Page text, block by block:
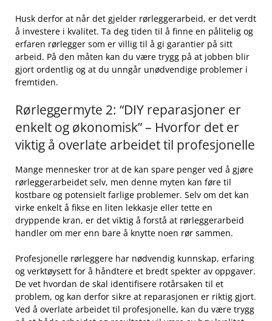
Husk derfor at når det gjelder rørleggerarbeid, er det‍ verdt⁤
å investere i kvalitet. Ta deg ‍tiden til ​å finne en ⁣pålitelig og
erfaren rørlegger som ‍er villig til å gi garantier på sitt
arbeid.⁣ På ‍den måten kan du‌ være trygg⁢ på‍ at jobben blir
gjort ordentlig og at ⁢du unngår unødvendige problemer i
fremtiden.
Rørleggermyte​ 2:⁢ “DIY reparasjoner er
enkelt og økonomisk” – Hvorfor det ⁢er
viktig ‌å overlate arbeidet til profesjonelle
Mange mennesker tror⁢ at de kan⁤ spare penger⁢ ved ⁣å gjøre
rørleggerarbeidet selv,​ men denne myten ⁢kan‍ føre til
kostbare og potensielt⁤ farlige problemer. Selv om⁢ det kan‌
virke enkelt å ⁤fikse en liten​ lekkasje eller ⁣tette en
dryppende kran, er ⁢det viktig å forstå at⁤ rørleggerarbeid
⁣handler om mer enn bare å ‍knytte noen ⁢rør sammen.
Profesjonelle rørleggere⁣ har nødvendig kunnskap, erfaring
og verktøysett for å håndtere et bredt spekter‍ av oppgaver.
De vet hvordan de skal identifisere rotårsaken⁣ til et
problem, og kan derfor sikre ⁢at reparasjonen ​er‍ riktig gjort.
Ved‍ å overlate arbeidet til profesjonelle, kan du være trygg